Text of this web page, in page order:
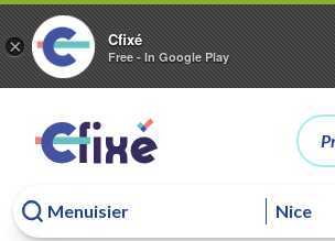
× Cfixé
Free - In Google Play